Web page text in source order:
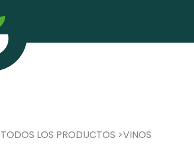
TODOS LOS PRODUCTOS VINOS